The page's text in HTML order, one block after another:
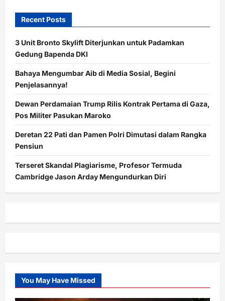
Recent Posts
3 Unit Bronto Skylift Diterjunkan untuk Padamkan
Gedung Bapenda DKI
Bahaya Mengumbar Aib di Media Sosial, Begini
Penjelasannya!
Dewan Perdamaian Trump Rilis Kontrak Pertama di Gaza,
Pos Militer Pasukan Maroko
Deretan 22 Pati dan Pamen Polri Dimutasi dalam Rangka
Pensiun
Terseret Skandal Plagiarisme, Profesor Termuda
Cambridge Jason Arday Mengundurkan Diri
You May Have Missed